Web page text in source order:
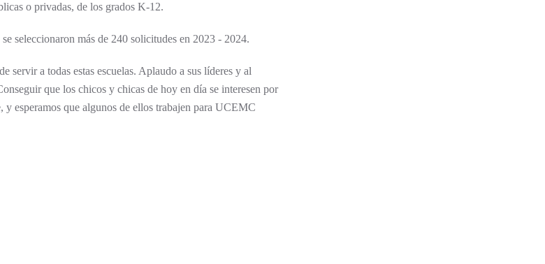
o privadas, de los grados K-12.
seleccionaron más de 240 solicitudes en 2023 - 2024.
a todas estas escuelas. Aplaudo a sus líderes y al
que los chicos y chicas de hoy en día se interesen por
esperamos que algunos de ellos trabajen para UCEMC